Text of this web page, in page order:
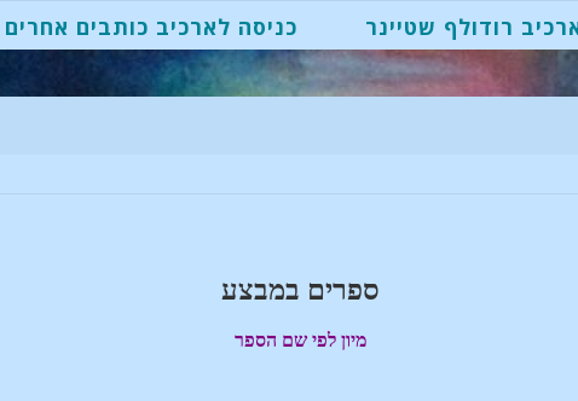
רודולף שטיינר כניסה לארכיב כותבים אחרים
ספרים במבצע
מיון לפי שם הספר